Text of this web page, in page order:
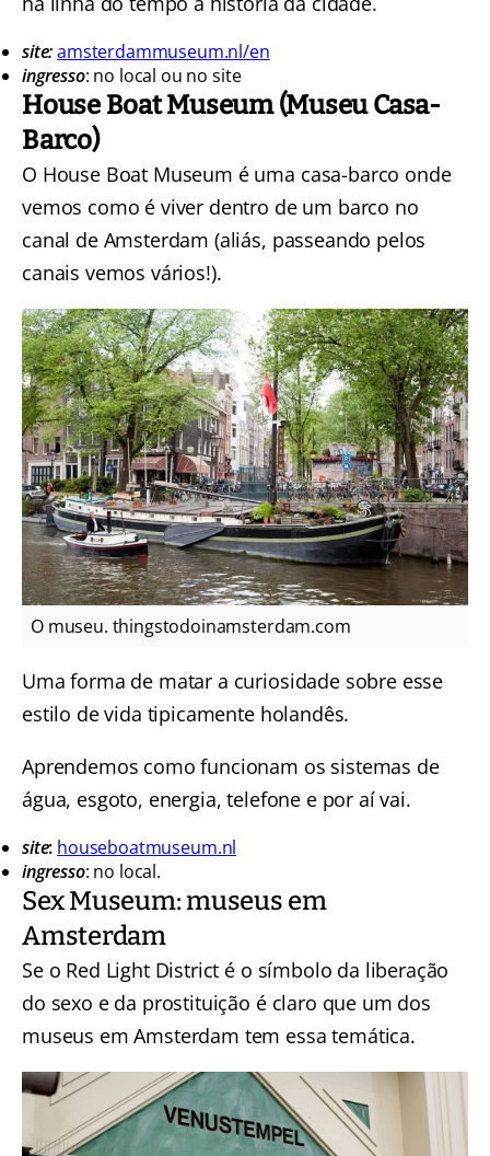
site:amsterdammuseum.nl/en
ingresso: no local ou no site
House Boat Museum (Museu Casa-
Barco)
O House Boat Museum é uma casa-barco onde
vemos como é viver dentro de um barco no
canal de Amsterdam (aliás, passeando pelos
canais vemos vários!).
O museu. thingstodoinamsterdam.com
Uma forma de matar a curiosidade sobre esse
estilo de vida tipicamente holandês.
Aprendemos como funcionam os sistemas de
água, esgoto, energia, telefone e por aí vai.
site: houseboatmuseum.nl
ingresso: no local.
Sex Museum: museus em
Amsterdam
Se o Red Light District é o símbolo da liberação
do sexo e da prostituição é claro que um dos
museus em Amsterdam tem essa temática.